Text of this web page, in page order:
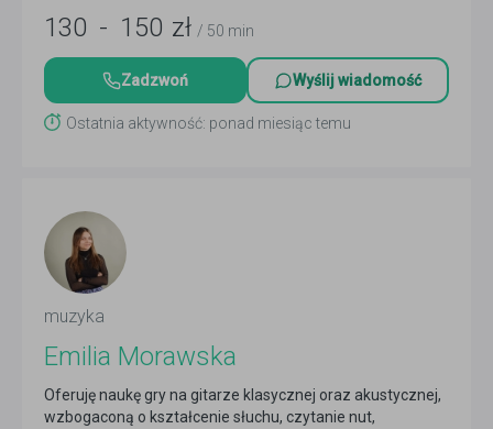
130 - 150 zł / 50 min
Zadzwoń Wyślij wiadomość
Ostatnia aktywność: ponad miesiąc temu
muzyka
Emilia Morawska
Oferuję naukę gry na gitarze klasycznej oraz akustycznej,
wzbogaconą o kształcenie słuchu, czytanie nut,